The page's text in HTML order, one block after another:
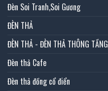
Đèn Soi Tranh,Soi Gương
ĐÈN THẢ
ĐÈN THẢ - ĐÈN THẢ THÔNG TẦNG
Đèn thả Cafe
Đèn thả đồng cổ điển